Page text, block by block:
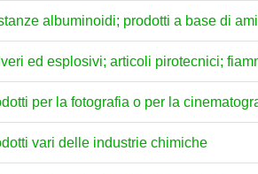
albuminoidi; prodotti a base di
ed esplosivi; articoli pirotecnici;
per la fotografia o per la
vari delle industrie chimiche